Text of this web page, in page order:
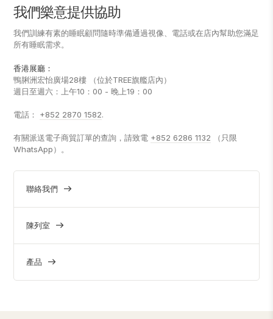
我們樂意提供協助
我們訓練有素的睡眠顧問隨時準備通過視像、電話或在店內幫助您滿足
所有睡眠需求。
香港展廳：
鴨脷洲宏怡廣場28樓 （位於TREE旗艦店內）
週日至週六：上午10：00 - 晚上19：00
電話： +852 2870 1582.
有關派送電子商貿訂單的查詢，請致電 +852 6286 1132 （只限
WhatsApp）。
聯絡我們
陳列室
產品